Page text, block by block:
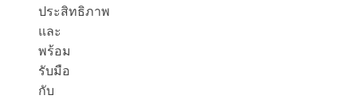
ประสิทธิภาพ
และ
พร้อม
รับมือ
กับ